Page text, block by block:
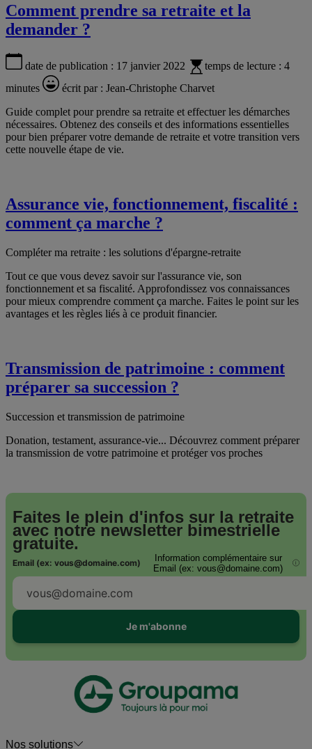
Comment prendre sa retraite et la
demander ?
date de publication : 17 janvier 2022 temps de lecture : 4
minutes
écrit par : Jean-Christophe Charvet
Guide complet pour prendre sa retraite et effectuer les démarches
nécessaires. Obtenez des conseils et des informations essentielles
pour bien préparer votre demande de retraite et votre transition vers
cette nouvelle étape de vie.
Assurance vie, fonctionnement, fiscalité :
comment ça marche ?
Compléter ma retraite : les solutions d'épargne-retraite
Tout ce que vous devez savoir sur l'assurance vie, son
fonctionnement et sa fiscalité. Approfondissez vos connaissances
pour mieux comprendre comment ça marche. Faites le point sur les
avantages et les règles liés à ce produit financier.
Transmission de patrimoine : comment
préparer sa succession ?
Succession et transmission de patrimoine
Donation, testament, assurance-vie... Découvrez comment préparer
la transmission de votre patrimoine et protéger vos proches
Faites le plein d'infos sur la retraite
avec notre newsletter bimestrielle
gratuite.
Email (ex: vous@domaine.com)
Information complémentaire sur
Email (ex: vous@domaine.com)
i
Je m'abonne
Nos solutions